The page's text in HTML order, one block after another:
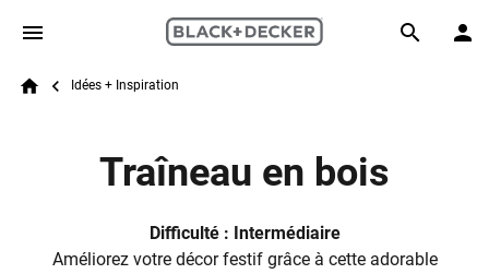
Skip to main content
Search
Breadcrumb
Idées + Inspiration
Traîneau en bois
Difficulté : Intermédiaire
Améliorez votre décor festif grâce à cette adorable